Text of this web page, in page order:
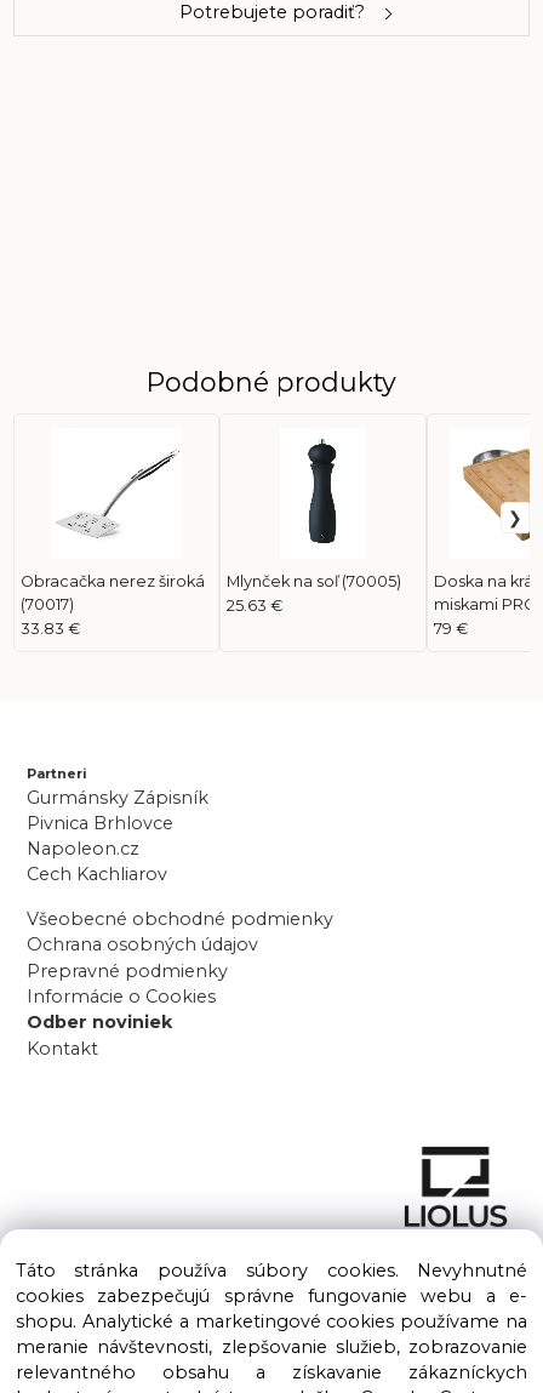
Potrebujete poradiť?
Podobné produkty
Obracačka nerez široká
(70017)
33.83 €
Mlynček na soľ (70005)
25.63 €
Doska na
miskami PRO
79 €
Partneri
Gurmánsky Zápisník
Pivnica Brhlovce
Napoleon.cz
Cech Kachliarov
Všeobecné obchodné podmienky
Ochrana osobných údajov
Prepravné podmienky
Informácie o Cookies
Odber noviniek
Kontakt
Copyright © 2016 – 2026 LIOLUS s.r.o. Všetky práva vyhradené.
Táto stránka používa súbory cookies. Nevyhnutné
cookies zabezpečujú správne fungovanie webu a e-
shopu. Analytické a marketingové cookies používame na
meranie návštevnosti, zlepšovanie služieb, zobrazovanie
relevantného obsahu a získavanie zákazníckych